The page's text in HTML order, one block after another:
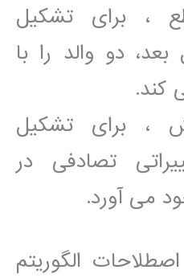
، برای تشکیل
دو والد را با
کند.
، برای تشکیل
تصادفی در
می آورد.
اصطلاحات الگوریتم